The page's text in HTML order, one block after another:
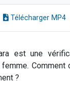
Télécharger MP4
est une
?